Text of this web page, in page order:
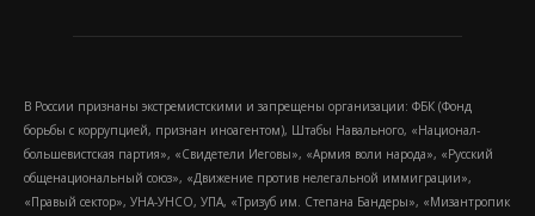
В России признаны экстремистскими и запрещены организации: ФБК (Фонд
борьбы с коррупцией, признан иноагентом), Штабы Навального, «Национал-
большевистская партия», «Свидетели Иеговы», «Армия воли народа», «Русский
общенациональный союз», «Движение против нелегальной иммиграции»,
«Правый сектор», УНА-УНСО, УПА, «Тризуб им. Степана Бандеры», «Мизантропик